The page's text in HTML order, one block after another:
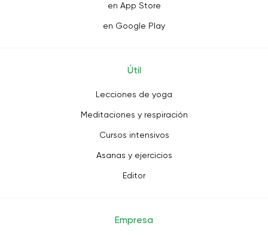
en App Store
en Google Play
Útil
Lecciones de yoga
Meditaciones y respiración
Cursos intensivos
Asanas y ejercicios
Editor
Empresa